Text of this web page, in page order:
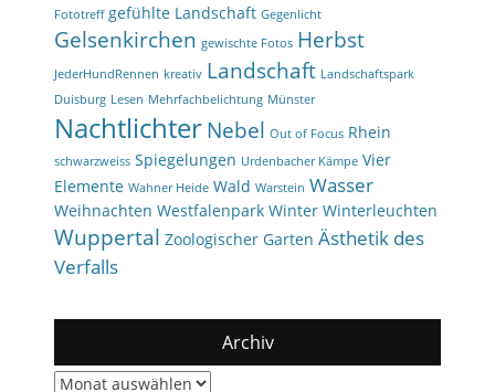
Fototreff gefühlte Landschaft Gegenlicht
Gelsenkirchen gewischte Fotos Herbst
JederHundRennen kreativ Landschaft Landschaftspark
Duisburg Lesen Mehrfachbelichtung Münster
NachtlichterNebel Out of Focus Rhein
schwarzweiss Spiegelungen Urdenbacher Kämpe Vier
Elemente Wahner Heide Wald Warstein Wasser
Weihnachten Westfalenpark Winter Winterleuchten
Wuppertal Zoologischer Garten Ästhetik des
Verfalls
Archiv
Archiv